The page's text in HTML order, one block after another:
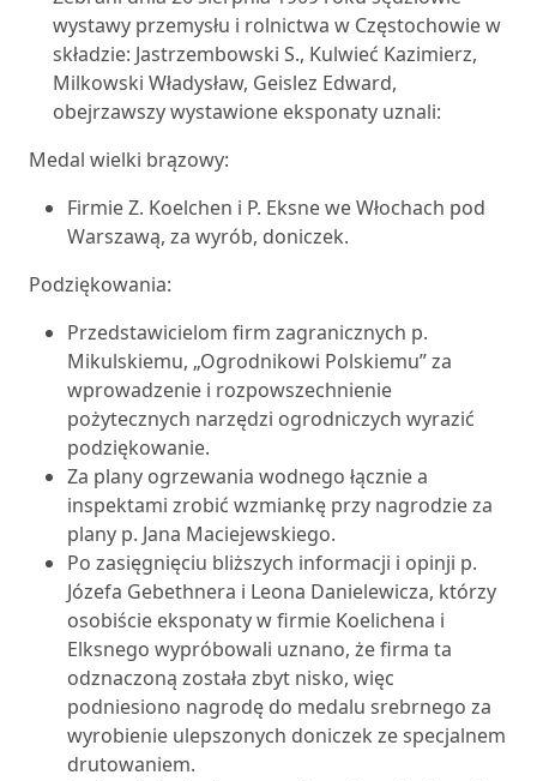
wystawy przemysłu i rolnictwa w Częstochowie w
składzie: Jastrzembowski S., Kulwieć Kazimierz,
Milkowski Władysław, Geislez Edward,
obejrzawszy wystawione eksponaty uznali:
Medal wielki brązowy:
Firmie Z. Koelchen i P. Eksne we Włochach pod
Warszawą, za wyrób, doniczek.
Podziękowania:
Przedstawicielom firm zagranicznych p.
Mikulskiemu, „Ogrodnikowi Polskiemu” za
wprowadzenie i rozpowszechnienie
pożytecznych narzędzi ogrodniczych wyrazić
podziękowanie.
Za plany ogrzewania wodnego łącznie a
inspektami zrobić wzmiankę przy nagrodzie za
plany p. Jana Maciejewskiego.
Po zasięgnięciu bliższych informacji i opinji p.
Józefa Gebethnera i Leona Danielewicza, którzy
osobiście eksponaty w firmie Koelichena i
Elksnego wypróbowali uznano, że firma ta
odznaczoną została zbyt nisko, więc
podniesiono nagrodę do medalu srebrnego za
wyrobienie ulepszonych doniczek ze specjalnem
drutowaniem.